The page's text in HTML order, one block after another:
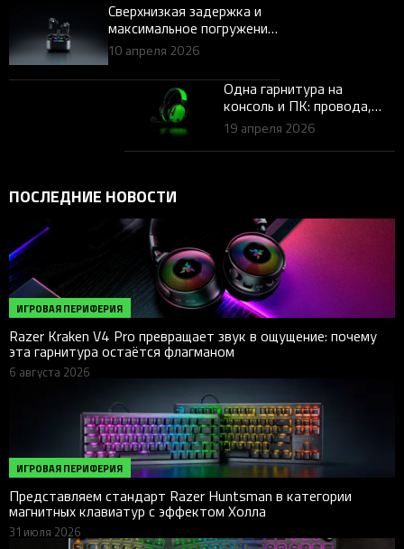
Сверхнизкая задержка и
максимальное погружение:
Представляем Razer
Hammerhead V3
HyperSpeed
10 апреля 2026
Одна гарнитура на
консоль и ПК: провода,
чат в пати, переключение
между устройствами
19 апреля 2026
ПОСЛЕДНИЕ НОВОСТИ
ИГРОВАЯ ПЕРИФЕРИЯ
Razer Kraken V4 Pro превращает звук в ощущение: почему
эта гарнитура остаётся флагманом
6 августа 2026
ИГРОВАЯ ПЕРИФЕРИЯ
Представляем стандарт Razer Huntsman в категории
магнитных клавиатур с эффектом Холла
31 июля 2026